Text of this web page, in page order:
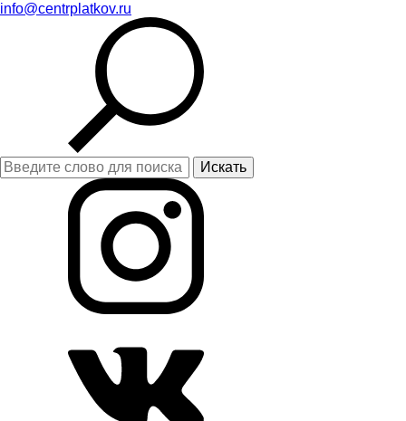
info@centrplatkov.ru